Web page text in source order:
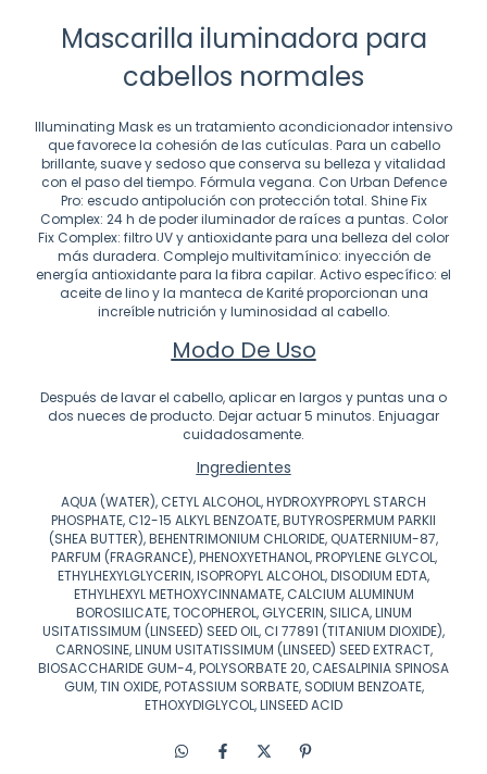
Mascarilla iluminadora para
cabellos normales
Illuminating Mask es un tratamiento acondicionador intensivo
que favorece la cohesión de las cutículas. Para un cabello
brillante, suave y sedoso que conserva su belleza y vitalidad
con el paso del tiempo. Fórmula vegana. Con Urban Defence
Pro: escudo antipolución con protección total. Shine Fix
Complex: 24 h de poder iluminador de raíces a puntas. Color
Fix Complex: filtro UV y antioxidante para una belleza del color
más duradera. Complejo multivitamínico: inyección de
energía antioxidante para la fibra capilar. Activo específico: el
aceite de lino y la manteca de Karité proporcionan una
increíble nutrición y luminosidad al cabello.
Modo De Uso
Después de lavar el cabello, aplicar en largos y puntas una o
dos nueces de producto. Dejar actuar 5 minutos. Enjuagar
cuidadosamente.
Ingredientes
AQUA (WATER), CETYL ALCOHOL, HYDROXYPROPYL STARCH
PHOSPHATE, C12-15 ALKYL BENZOATE, BUTYROSPERMUM PARKII
(SHEA BUTTER), BEHENTRIMONIUM CHLORIDE, QUATERNIUM-87,
PARFUM (FRAGRANCE), PHENOXYETHANOL, PROPYLENE GLYCOL,
ETHYLHEXYLGLYCERIN, ISOPROPYL ALCOHOL, DISODIUM EDTA,
ETHYLHEXYL METHOXYCINNAMATE, CALCIUM ALUMINUM
BOROSILICATE, TOCOPHEROL, GLYCERIN, SILICA, LINUM
USITATISSIMUM (LINSEED) SEED OIL, CI 77891 (TITANIUM DIOXIDE),
CARNOSINE, LINUM USITATISSIMUM (LINSEED) SEED EXTRACT,
BIOSACCHARIDE GUM-4, POLYSORBATE 20, CAESALPINIA SPINOSA
GUM, TIN OXIDE, POTASSIUM SORBATE, SODIUM BENZOATE,
ETHOXYDIGLYCOL, LINSEED ACID